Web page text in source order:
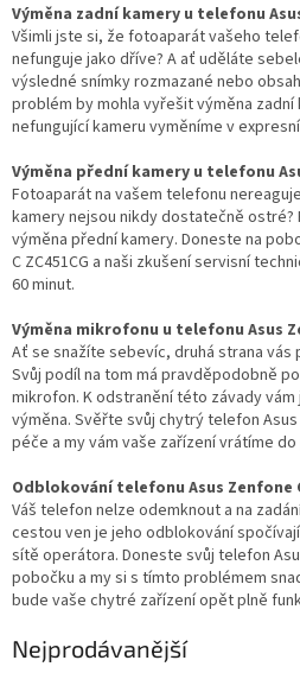
Výměna zadní kamery u telefonu
Všimli jste si, že fotoaparát vašeho
nefunguje jako dříve? A ať uděláte
výsledné snímky rozmazané nebo
problém by mohla vyřešit výměna zadní
nefungující kameru vyměníme v
Výměna přední kamery u telefonu
Fotoaparát na vašem telefonu
kamery nejsou nikdy dostatečně ostré?
výměna přední kamery. Doneste na
C ZC451CG a naši zkušení servisní
60 minut.
Výměna mikrofonu u telefonu Asus
Ať se snažíte sebevíc, druhá strana
Svůj podíl na tom má pravděpodobně
mikrofon. K odstranění této závady
výměna. Svěřte svůj chytrý telefon Asus
péče a my vám vaše zařízení vrátíme
Odblokování telefonu Asus Zenfone C
Váš telefon nelze odemknout a na
cestou ven je jeho odblokování
sítě operátora. Doneste svůj telefon
pobočku a my si s tímto problémem
bude vaše chytré zařízení opět plně
Nejprodávanější